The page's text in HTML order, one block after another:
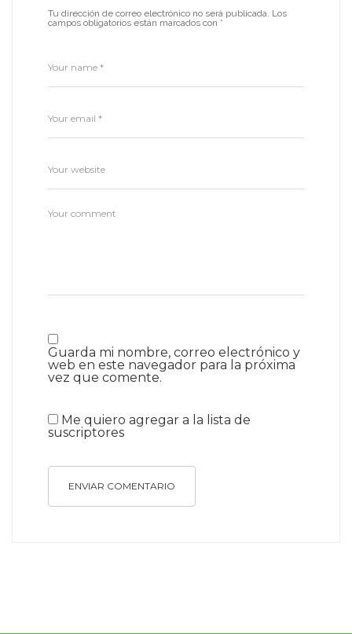
Tu dirección de correo electrónico no será publicada. Los
campos obligatorios están marcados con *
Guarda mi nombre, correo electrónico y
web en este navegador para la próxima
vez que comente.
Me quiero agregar a la lista de
suscriptores
ENVIAR COMENTARIO